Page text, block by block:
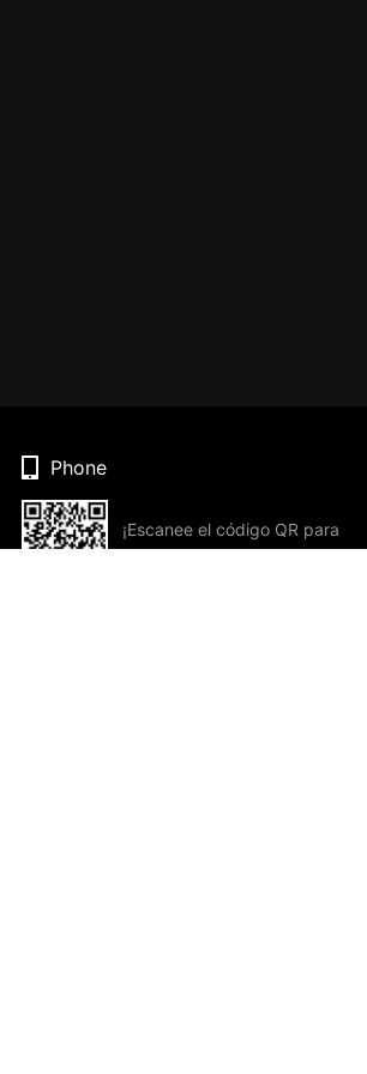
Phone
¡Escanee el código QR para
descargar la aplicación!